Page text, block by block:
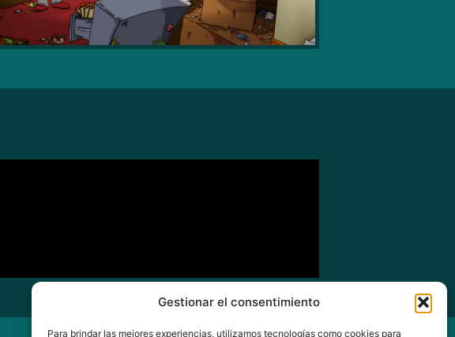
Gestionar el consentimiento
Para brindar las mejores experiencias, utilizamos tecnologías como cookies para